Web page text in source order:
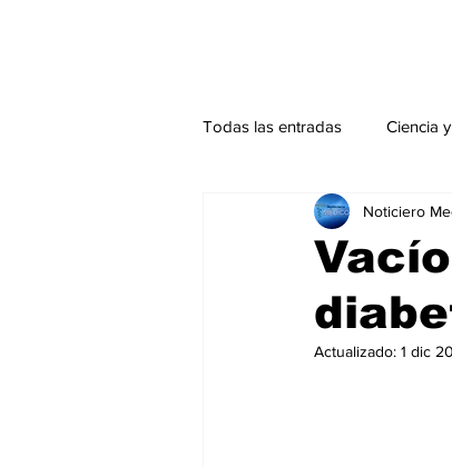
Todas las entradas Ciencia
Actualidad Salud
Endocrinología
Noticiero
Actualizado: 1 dic